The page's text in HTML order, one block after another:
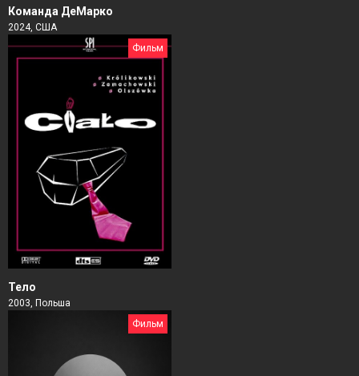
Команда ДеМарко
2024, США
Фильм
Тело
2003, Польша
Фильм